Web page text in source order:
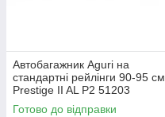
Автобагажник Aguri на
стандартні рейлінги 90-95 см
Prestige II AL P2 51203
чорного кольору
Готово до відправки